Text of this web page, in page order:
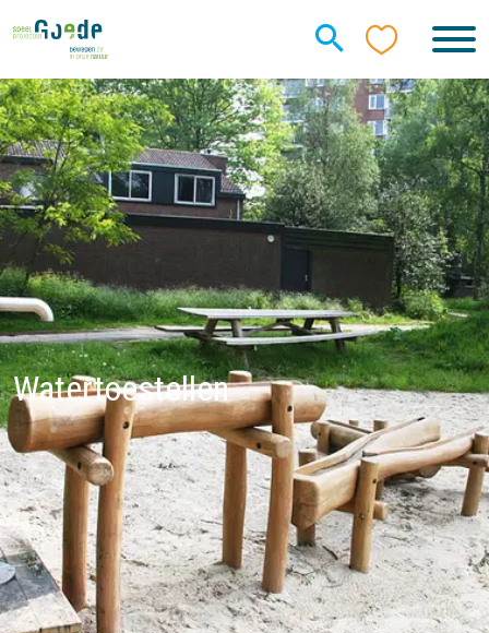
Watertoestellen